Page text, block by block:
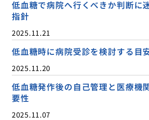
低血糖で病院へ行くべきか判断に
指針
2025.11.21
低血糖時に病院受診を検討する目
2025.11.20
低血糖発作後の自己管理と医療機
要性
2025.11.07